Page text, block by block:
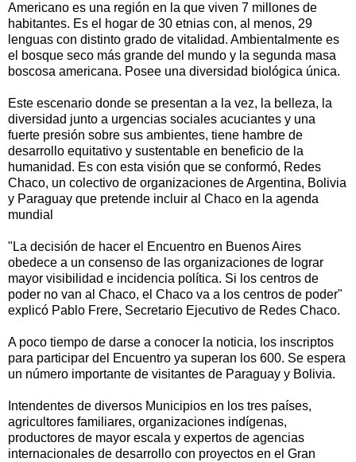
Americano es una región en la que viven 7 millones de
habitantes. Es el hogar de 30 etnias con, al menos, 29
lenguas con distinto grado de vitalidad. Ambientalmente es
el bosque seco más grande del mundo y la segunda masa
boscosa americana. Posee una diversidad biológica única.
Este escenario donde se presentan a la vez, la belleza, la
diversidad junto a urgencias sociales acuciantes y una
fuerte presión sobre sus ambientes, tiene hambre de
desarrollo equitativo y sustentable en beneficio de la
humanidad. Es con esta visión que se conformó, Redes
Chaco, un colectivo de organizaciones de Argentina, Bolivia
y Paraguay que pretende incluir al Chaco en la agenda
mundial
"La decisión de hacer el Encuentro en Buenos Aires
obedece a un consenso de las organizaciones de lograr
mayor visibilidad e incidencia política. Si los centros de
poder no van al Chaco, el Chaco va a los centros de poder"
explicó Pablo Frere, Secretario Ejecutivo de Redes Chaco.
A poco tiempo de darse a conocer la noticia, los inscriptos
para participar del Encuentro ya superan los 600. Se espera
un número importante de visitantes de Paraguay y Bolivia.
Intendentes de diversos Municipios en los tres países,
agricultores familiares, organizaciones indígenas,
productores de mayor escala y expertos de agencias
internacionales de desarrollo con proyectos en el Gran